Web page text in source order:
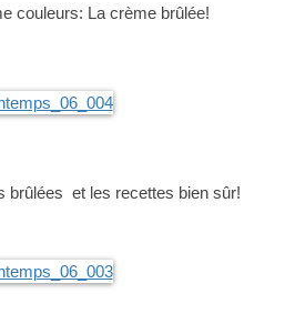
couleurs: La crème brûlée!
brûlées et les recettes bien sûr!